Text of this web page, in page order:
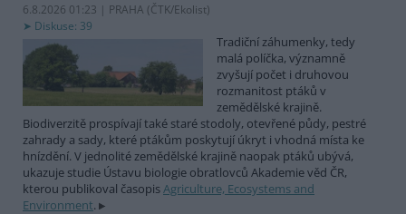
6.8.2026 01:23 | PRAHA (ČTK/Ekolist)
Diskuse: 39
Tradiční záhumenky, tedy
malá políčka, významně
zvyšují počet i druhovou
rozmanitost ptáků v
zemědělské krajině.
Biodiverzitě prospívají také staré stodoly, otevřené půdy, pestré
zahrady a sady, které ptákům poskytují úkryt i vhodná místa ke
hnízdění. V jednolité zemědělské krajině naopak ptáků ubývá,
ukazuje studie Ústavu biologie obratlovců Akademie věd ČR,
kterou publikoval časopisAgriculture, Ecosystems and
Environment.